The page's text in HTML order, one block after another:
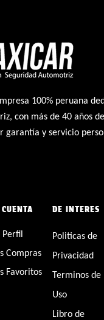
100% peruana
con más de 40 años
garantía y servicio
Compras
Favoritos
DE INTERES
Politicas de
Privacidad
Terminos de
Uso
Libro de